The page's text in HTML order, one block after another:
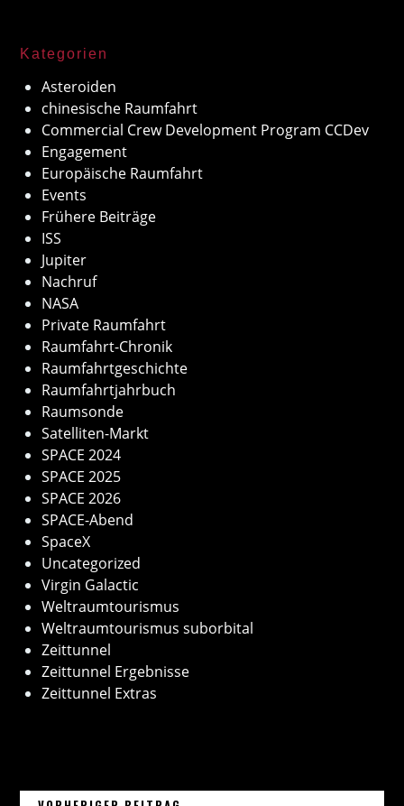
Kategorien
Asteroiden
chinesische Raumfahrt
Commercial Crew Development Program CCDev
Engagement
Europäische Raumfahrt
Events
Frühere Beiträge
ISS
Jupiter
Nachruf
NASA
Private Raumfahrt
Raumfahrt-Chronik
Raumfahrtgeschichte
Raumfahrtjahrbuch
Raumsonde
Satelliten-Markt
SPACE 2024
SPACE 2025
SPACE 2026
SPACE-Abend
SpaceX
Uncategorized
Virgin Galactic
Weltraumtourismus
Weltraumtourismus suborbital
Zeittunnel
Zeittunnel Ergebnisse
Zeittunnel Extras